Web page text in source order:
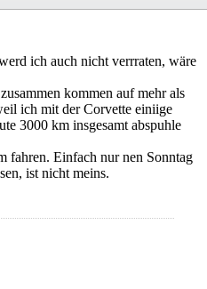
ich auch nicht verrraten, wäre
kommen auf mehr als
ich mit der Corvette einiige
3000 km insgesamt abspuhle
fahren. Einfach nur nen Sonntag
ist nicht meins.